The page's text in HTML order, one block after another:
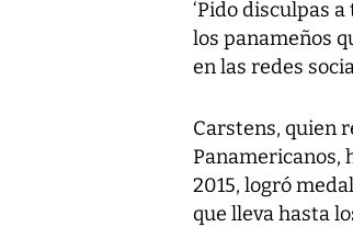
‘Pido disculpas
los panameños
en las redes
Carstens, quien
Panamericanos,
2015, logró
que lleva hasta